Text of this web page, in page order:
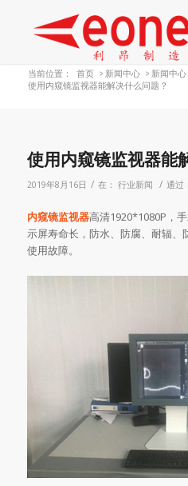
当前位置： 首页 > 新闻中心 > 新闻中心
使用内窥镜监视器能解决什么问题？
使用内窥镜监视器能
2019年8月16日 / 在： 行业新闻 / 通过
内窥镜监视器高清1920*1080P，
示屏寿命长，防水、防腐、耐辐、
使用故障。